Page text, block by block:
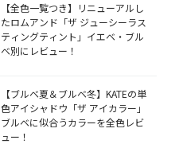
【全色一覧つき】リニューアルし
たロムアンド「ザ ジューシーラス
ティングティント」イエベ・ブル
ベ別にレビュー！
【ブルベ夏＆ブルベ冬】KATEの単
色アイシャドウ「ザ アイカラー」
ブルベに似合うカラーを全色レビ
ュー！